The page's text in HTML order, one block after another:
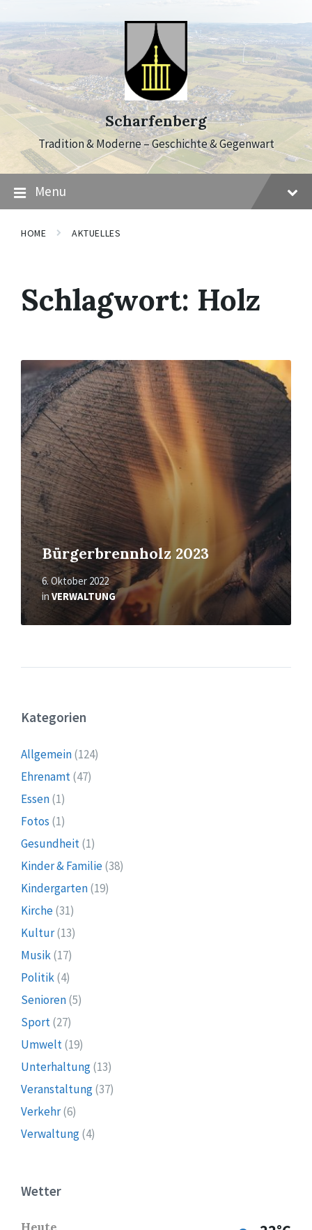
content
main
navigation
footer
Scharfenberg
Tradition & Moderne – Geschichte & Gegenwart
Menu
HOME AKTUELLES
Schlagwort: Holz
Bürgerbrennholz 2023
6. Oktober 2022
in VERWALTUNG
Mehr
erfahren
Kategorien
Allgemein(124)
Ehrenamt(47)
Essen(1)
Fotos (1)
Gesundheit(1)
Kinder & Familie(38)
Kindergarten(19)
Kirche(31)
Kultur(13)
Musik(17)
Politik(4)
Senioren(5)
Sport(27)
Umwelt(19)
Unterhaltung(13)
Veranstaltung(37)
Verkehr(6)
Verwaltung(4)
Wetter